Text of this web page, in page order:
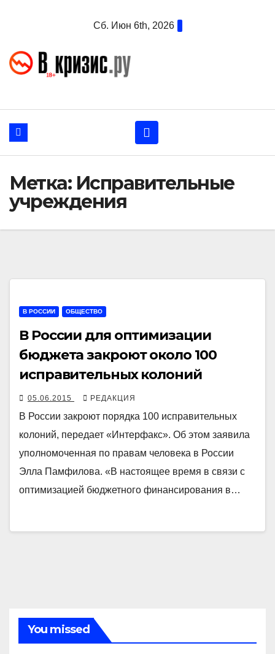
Сб. Июн 6th, 2026
Метка: Исправительные
учреждения
В РОССИИ ОБЩЕСТВО
В России для оптимизации
бюджета закроют около 100
исправительных колоний
05.06.2015 РЕДАКЦИЯ
В России закроют порядка 100 исправительных
колоний, передает «Интерфакс». Об этом заявила
уполномоченная по правам человека в России
Элла Памфилова. «В настоящее время в связи с
оптимизацией бюджетного финансирования в…
You missed